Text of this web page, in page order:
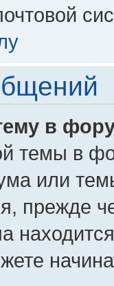
в
темы в
или
прежде